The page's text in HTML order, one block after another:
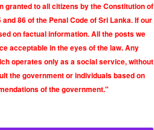
granted to all citizens by the Constitution of
86 of the Penal Code of Sri Lanka. If our
on factual information. All the posts we
acceptable in the eyes of the law. Any
operates only as a social service, without
the government or individuals based on
of the government."